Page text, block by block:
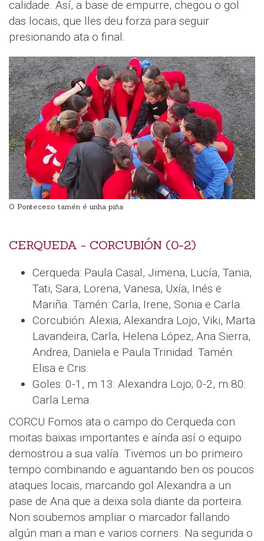
calidade. Así, a base de empurre, chegou o gol
das locais, que lles deu forza para seguir
presionando ata o final.
O Ponteceso tamén é unha piña
CERQUEDA - CORCUBIÓN (0-2)
Cerqueda: Paula Casal, Jimena, Lucía, Tania,
Tati, Sara, Lorena, Vanesa, Uxía, Inés e
Mariña. Tamén: Carla, Irene, Sonia e Carla.
Corcubión: Alexia, Alexandra Lojo, Viki, Marta
Lavandeira, Carla, Helena López, Ana Sierra,
Andrea, Daniela e Paula Trinidad. Tamén:
Elisa e Cris.
Goles: 0-1, m.13: Alexandra Lojo; 0-2, m.80:
Carla Lema.
CORCU Fomos ata o campo do Cerqueda con
moitas baixas importantes e aínda así o equipo
demostrou a sua valía. Tivemos un bo primeiro
tempo combinando e aguantando ben os poucos
ataques locais, marcando gol Alexandra a un
pase de Ana que a deixa sola diante da porteira.
Non soubemos ampliar o marcador fallando
algún man a man e varios corners. Na segunda o